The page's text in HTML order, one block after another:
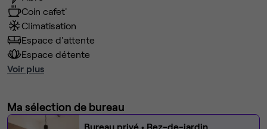
Coin cafet'
Climatisation
Espace d'attente
Espace détente
Voir plus
Ma sélection de bureau
Bureau privé • Rez-de-jardin